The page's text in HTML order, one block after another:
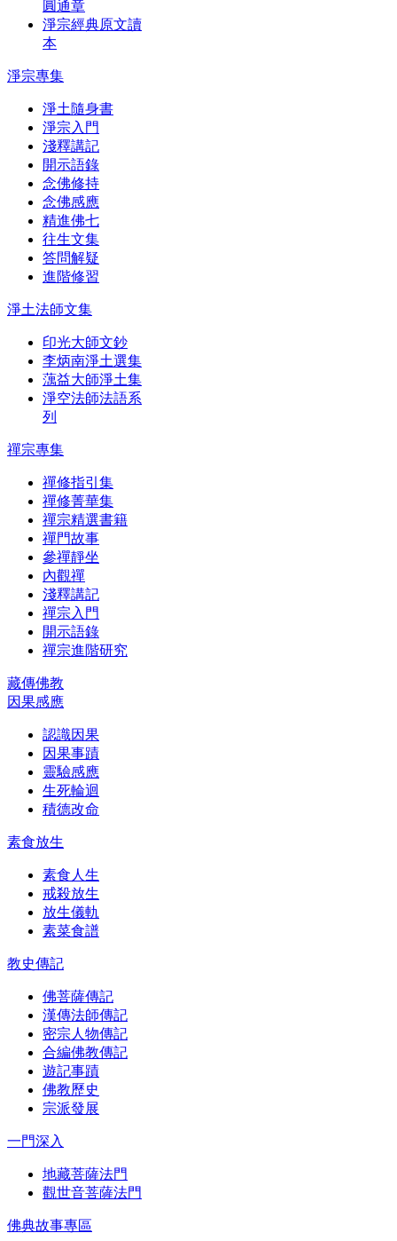
圓通章
淨宗經典原文讀
本
淨宗專集
淨土隨身書
淨宗入門
淺釋講記
開示語錄
念佛修持
念佛感應
精進佛七
往生文集
答問解疑
進階修習
淨土法師文集
印光大師文鈔
李炳南淨土選集
蕅益大師淨土集
淨空法師法語系
列
禪宗專集
禪修指引集
禪修菁華集
禪宗精選書籍
禪門故事
參禪靜坐
內觀禪
淺釋講記
禪宗入門
開示語錄
禪宗進階研究
藏傳佛教
因果感應
認識因果
因果事蹟
靈驗感應
生死輪迴
積德改命
素食放生
素食人生
戒殺放生
放生儀軌
素菜食譜
教史傳記
佛菩薩傳記
漢傳法師傳記
密宗人物傳記
合編佛教傳記
遊記事蹟
佛教歷史
宗派發展
一門深入
地藏菩薩法門
觀世音菩薩法門
佛典故事專區